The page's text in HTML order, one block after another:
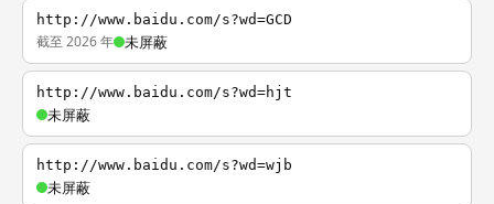
http://www.baidu.com/s?wd=GCD
截至 2026 年 未屏蔽
http://www.baidu.com/s?wd=hjt
未屏蔽
http://www.baidu.com/s?wd=wjb
未屏蔽